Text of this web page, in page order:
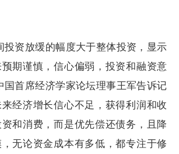
资放缓的幅度大于整体投资，显示
期谨慎，信心偏弱，投资和融资意
国首席经济学家论坛理事王军告诉记
经济增长信心不足，获得利润和收
和消费，而是优先偿还债务，且降
无论资金成本有多低，都专注于修